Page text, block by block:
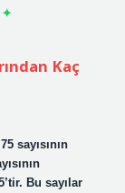
Kaç
sayısının
Bu sayılar